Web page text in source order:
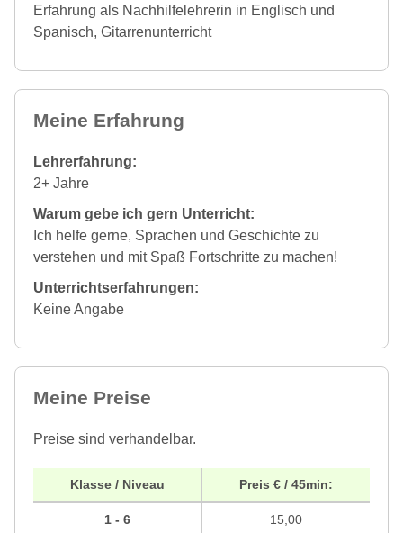
Erfahrung als Nachhilfelehrerin in Englisch und
Spanisch, Gitarrenunterricht
Meine Erfahrung
Lehrerfahrung:
2+ Jahre
Warum gebe ich gern Unterricht:
Ich helfe gerne, Sprachen und Geschichte zu
verstehen und mit Spaß Fortschritte zu machen!
Unterrichtserfahrungen:
Keine Angabe
Meine Preise
Preise sind verhandelbar.
Klasse / Niveau
1 - 6
Preis € / 45min:
15,00